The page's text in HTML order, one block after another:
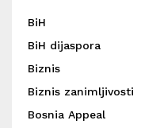
BiH
BiH dijaspora
Biznis
Biznis zanimljivosti
Bosnia Appeal